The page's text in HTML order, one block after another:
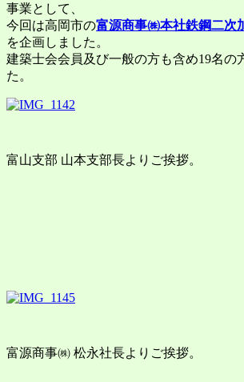
事業として、
今回は高岡市の富源商事㈱本社鉄鋼二次
を企画しました。
建築士会会員及び一般の方も含め19名の
た。
富山支部 山本支部長よりご挨拶。
富源商事㈱ 松永社長よりご挨拶。